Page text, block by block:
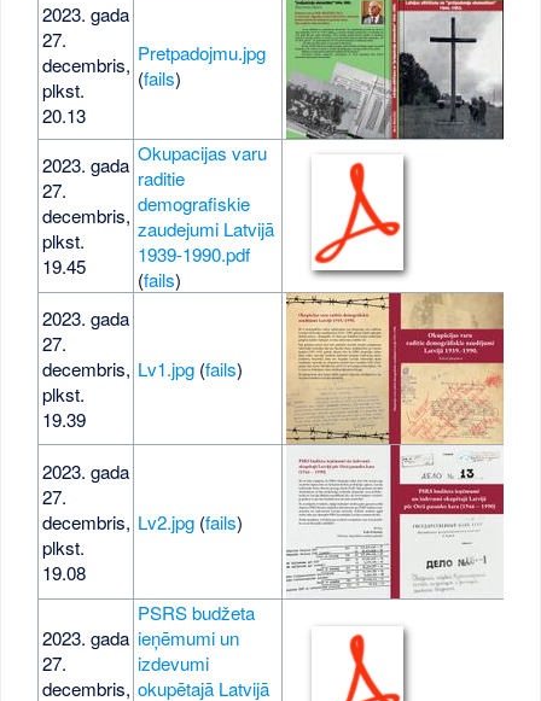
2023. gada
27.
decembris,
plkst.
20.13
Pretpadojmu.jpg
(fails)
2023. gada
27.
decembris,
plkst.
19.45
Okupacijas varu
raditie
demografiskie
zaudejumi Latvijā
1939-1990.pdf
(fails)
2023. gada
27.
decembris,
plkst.
19.39
Lv1.jpg(fails)
2023. gada
27.
decembris,
plkst.
19.08
Lv2.jpg(fails)
2023. gada
27.
decembris,
PSRS budžeta
ieņēmumi un
izdevumi
okupētajā Latvijā